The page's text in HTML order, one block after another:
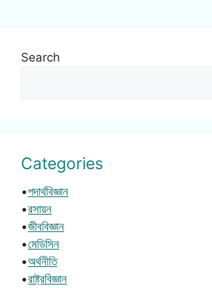
Search
Categories
•পদার্থবিজ্ঞান
•রসায়ন
•জীববিজ্ঞান
•মেডিসিন
•অর্থনীতি
•রাষ্ট্রবিজ্ঞান